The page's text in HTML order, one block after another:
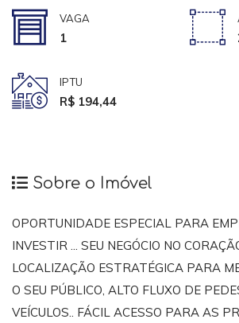
VAGA
1
IPTU
R$ 194,44
Sobre o Imóvel
OPORTUNIDADE ESPECIAL PARA
INVESTIR ... SEU NEGÓCIO NO
LOCALIZAÇÃO ESTRATÉGICA PARA
O SEU PÚBLICO, ALTO FLUXO DE
VEÍCULOS.. FÁCIL ACESSO PARA AS